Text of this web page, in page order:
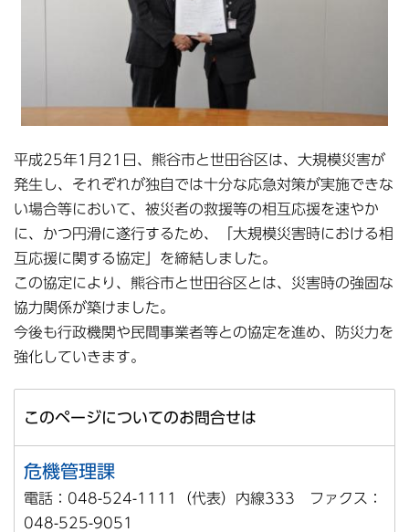
平成25年1月21日、熊谷市と世田谷区は、大規模災害が
発生し、それぞれが独自では十分な応急対策が実施できな
い場合等において、被災者の救援等の相互応援を速やか
に、かつ円滑に遂行するため、「大規模災害時における相
互応援に関する協定」を締結しました。
この協定により、熊谷市と世田谷区とは、災害時の強固な
協力関係が築けました。
今後も行政機関や民間事業者等との協定を進め、防災力を
強化していきます。
このページについてのお問合せは
危機管理課
電話：048-524-1111（代表）内線333 ファクス：
048-525-9051